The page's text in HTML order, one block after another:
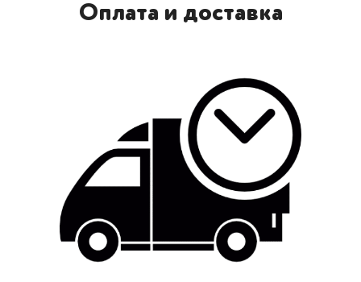
Оплата и доставка